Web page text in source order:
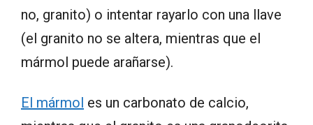
no, granito) o intentar rayarlo con una llave
(el granito no se altera, mientras que el
mármol puede arañarse).
El mármol es un carbonato de calcio,